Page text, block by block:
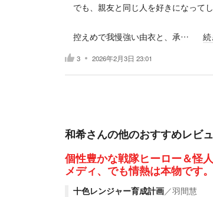
でも、親友と同じ人を好きになって
控えめで我慢強い由衣と、承…
3 2026年2月3日 23:01
和希さんの他のおすすめレビ
個性豊かな戦隊ヒーロー＆怪
メディ、でも情熱は本物です。
十色レンジャー育成計画／羽間慧